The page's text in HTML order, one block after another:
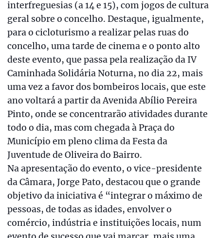
interfreguesias (a 14 e 15), com jogos de cultura
geral sobre o concelho. Destaque, igualmente,
para o cicloturismo a realizar pelas ruas do
concelho, uma tarde de cinema e o ponto alto
deste evento, que passa pela realização da IV
Caminhada Solidária Noturna, no dia 22, mais
uma vez a favor dos bombeiros locais, que este
ano voltará a partir da Avenida Abílio Pereira
Pinto, onde se concentrarão atividades durante
todo o dia, mas com chegada à Praça do
Município em pleno clima da Festa da
Juventude de Oliveira do Bairro.
Na apresentação do evento, o vice-presidente
da Câmara, Jorge Pato, destacou que o grande
objetivo da iniciativa é “integrar o máximo de
pessoas, de todas as idades, envolver o
comércio, indústria e instituições locais, num